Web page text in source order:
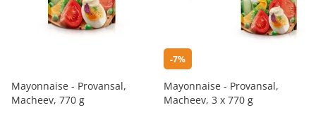
Mayonnaise - Provansal,
Macheev, 770 g
-7%
Mayonnaise - Provansal,
Macheev, 3 х 770 g